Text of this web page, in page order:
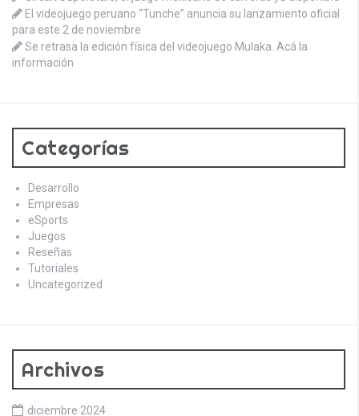
El videojuego peruano “Tunche” anuncia su lanzamiento oficial
para este 2 de noviembre
Se retrasa la edición física del videojuego Mulaka. Acá la
información
Categorías
Desarrollo
Empresas
eSports
Juegos
Reseñas
Tutoriales
Uncategorized
Archivos
diciembre 2024